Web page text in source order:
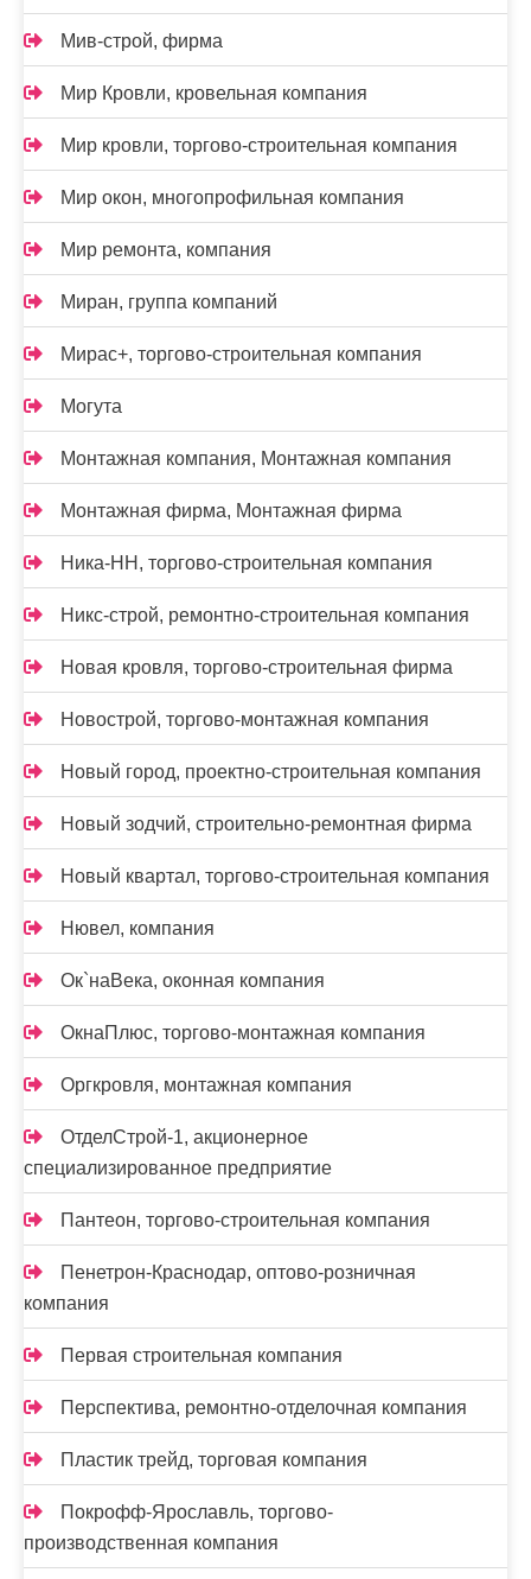
Мив-строй, фирма
Мир Кровли, кровельная компания
Мир кровли, торгово-строительная компания
Мир окон, многопрофильная компания
Мир ремонта, компания
Миран, группа компаний
Мирас+, торгово-строительная компания
Могута
Монтажная компания, Монтажная компания
Монтажная фирма, Монтажная фирма
Ника-НН, торгово-строительная компания
Никс-строй, ремонтно-строительная компания
Новая кровля, торгово-строительная фирма
Новострой, торгово-монтажная компания
Новый город, проектно-строительная компания
Новый зодчий, строительно-ремонтная фирма
Новый квартал, торгово-строительная компания
Нювел, компания
Ок`наВека, оконная компания
ОкнаПлюс, торгово-монтажная компания
Оргкровля, монтажная компания
ОтделСтрой-1, акционерное
специализированное предприятие
Пантеон, торгово-строительная компания
Пенетрон-Краснодар, оптово-розничная
компания
Первая строительная компания
Перспектива, ремонтно-отделочная компания
Пластик трейд, торговая компания
Покрофф-Ярославль, торгово-
производственная компания